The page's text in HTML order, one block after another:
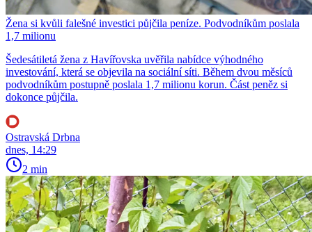
Žena si kvůli falešné investici půjčila peníze. Podvodníkům poslala
1,7 milionu
Šedesátiletá žena z Havířovska uvěřila nabídce výhodného
investování, která se objevila na sociální síti. Během dvou měsíců
podvodníkům postupně poslala 1,7 milionu korun. Část peněz si
dokonce půjčila.
Ostravská Drbna
dnes, 14:29
2 min